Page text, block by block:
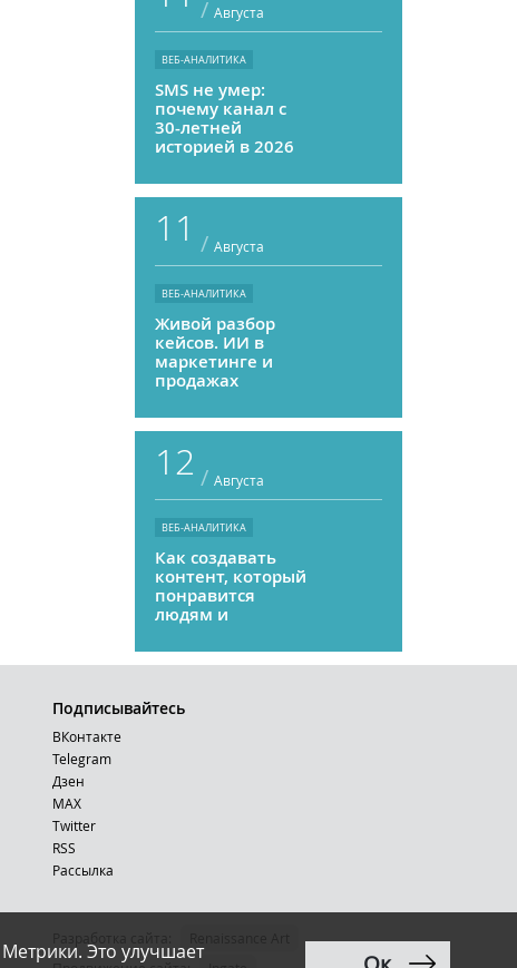
/ Августа
ВЕБ-АНАЛИТИКА
SMS не умер:
почему канал с
30-летней
историей в 2026
приносить ROMI
выше, чем
мессенджеры
11 / Августа
ВЕБ-АНАЛИТИКА
Живой разбор
кейсов. ИИ в
маркетинге и
продажах
12 / Августа
ВЕБ-АНАЛИТИКА
Как создавать
контент, который
понравится
людям и
Это улучшает
Подписывайтесь
ВКонтакте
Telegram
Дзен
MAX
Тwitter
RSS
Рассылка